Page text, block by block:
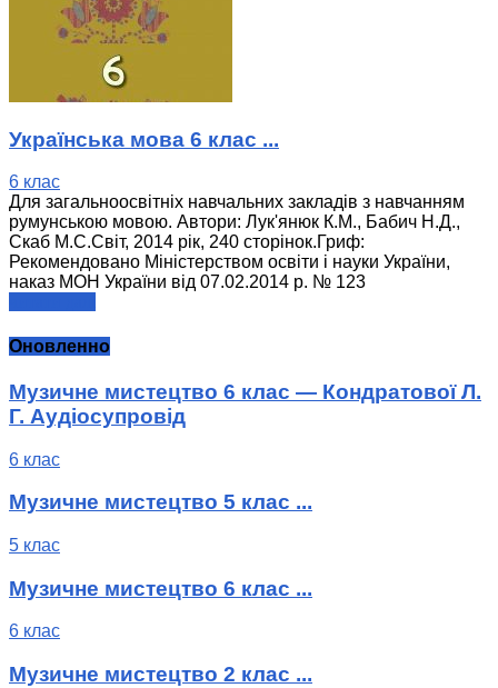
Українська мова 6 клас ...
6 клас
Для загальноосвітніх навчальних закладів з навчанням
румунською мовою. Автори: Лук'янюк К.М., Бабич Н.Д.,
Скаб М.С.Світ, 2014 рік, 240 сторінок.Гриф:
Рекомендовано Міністерством освіти і науки України,
наказ МОН України від 07.02.2014 р. № 123
Оновленно
Музичне мистецтво 6 клас — Кондратової Л.
Г. Аудіосупровід
6 клас
Музичне мистецтво 5 клас ...
5 клас
Музичне мистецтво 6 клас ...
6 клас
Музичне мистецтво 2 клас ...